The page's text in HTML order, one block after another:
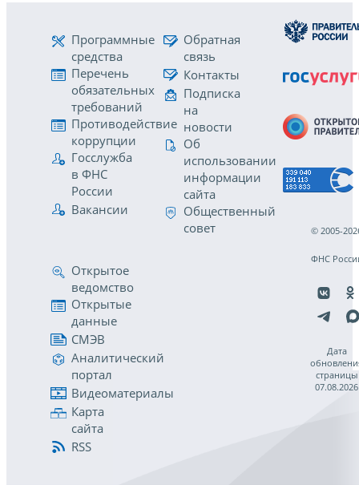
Программные
средства
Перечень
обязательных
требований
Противодействие
коррупции
Госслужба
в ФНС
России
Вакансии
Обратная
связь
Контакты
Подписка
на
новости
Об
использовании
информации
сайта
Общественный
совет
Открытое
ведомство
Открытые
данные
СМЭВ
Аналитический
портал
Видеоматериалы
Карта
сайта
RSS
© 2005-
ФНС
Дата
страницы
07.08.2026